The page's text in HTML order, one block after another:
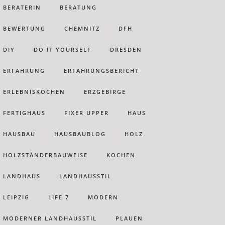
BERATERIN BERATUNG
BEWERTUNG CHEMNITZ DFH
DIY DO IT YOURSELF DRESDEN
ERFAHRUNG ERFAHRUNGSBERICHT
ERLEBNISKOCHEN ERZGEBIRGE
FERTIGHAUS FIXER UPPER HAUS
HAUSBAU HAUSBAUBLOG HOLZ
HOLZSTÄNDERBAUWEISE KOCHEN
LANDHAUS LANDHAUSSTIL
LEIPZIG LIFE 7 MODERN
MODERNER LANDHAUSSTIL PLAUEN